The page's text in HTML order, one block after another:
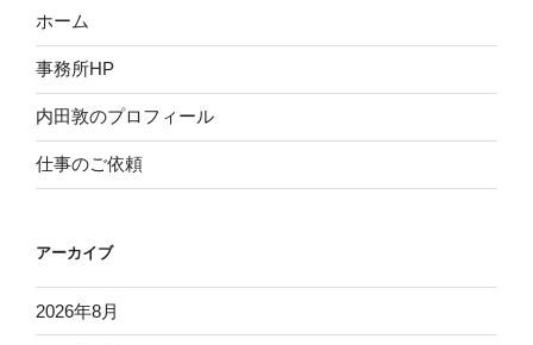
ホーム
事務所HP
内田敦のプロフィール
仕事のご依頼
アーカイブ
2026年8月